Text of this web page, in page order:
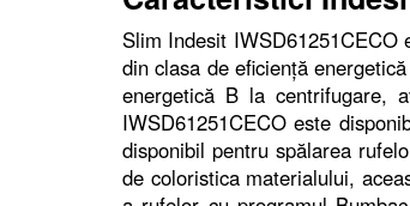
Slim Indesit
din clasa de eficienţă
energetică B la centrifugare,
IWSD61251CECO este
disponibil pentru spălarea
de coloristica materialului,